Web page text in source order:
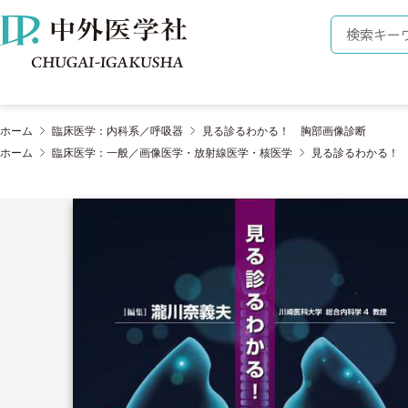
株式会社 中外医学社 検索キーワ
ホーム 臨床医学：内科系／呼吸器
見る診るわかる！ 胸部画像診断
ホーム
臨床医学：一般／画像医学・放射線医学・核医学 見る診るわかる！